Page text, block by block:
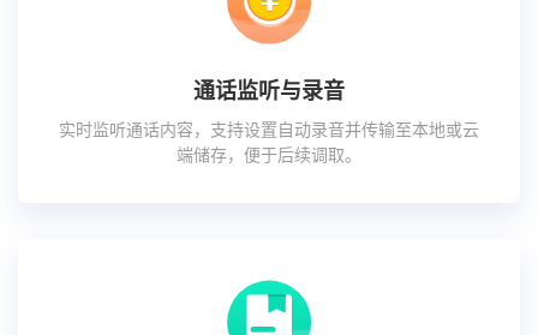
通话监听与录音
实时监听通话内容，支持设置自动录音并传输至本地或云
端储存，便于后续调取。